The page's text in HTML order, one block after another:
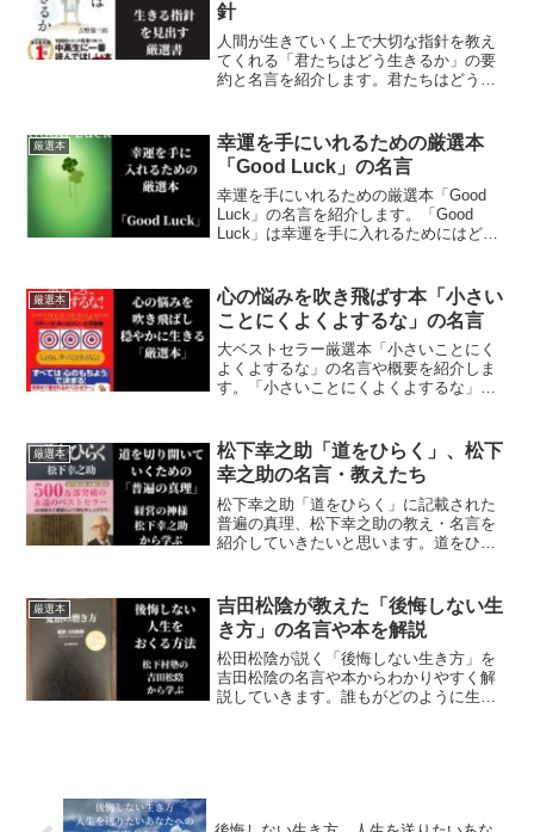
針
人間が生きていく上で大切な指針を教え
てくれる「君たちはどう生きるか」の要
約と名言を紹介します。君たちはどう生
る必読書です。
厳選本
幸運を手にいれるための厳選本
「Good Luck」の名言
幸運を手にいれるための厳選本「Good
Luck」の名言を紹介します。「Good
Luck」は幸運を手に入れるためにはどう
す。
厳選本
心の悩みを吹き飛ばす本「小さい
ことにくよくよするな」の名言
大ベストセラー厳選本「小さいことにく
よくよするな」の名言や概要を紹介しま
す。「小さいことにくよくよするな」の
につけましょう
厳選本
松下幸之助「道をひらく」、松下
幸之助の名言・教えたち
松下幸之助「道をひらく」に記載された
普遍の真理、松下幸之助の教え・名言を
紹介していきたいと思います。道をひら
実際に体験した内容にもとづき、その真
理をひもといています。
厳選本
吉田松陰が教えた「後悔しない生
き方」の名言や本を解説
松田松陰が説く「後悔しない生き方」を
吉田松陰の名言や本からわかりやすく解
説していきます。誰もがどのように生き